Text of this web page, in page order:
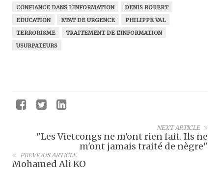
CONFIANCE DANS L'INFORMATION
DENIS ROBERT
EDUCATION
ETAT DE URGENCE
PHILIPPE VAL
TERRORISME
TRAITEMENT DE L'INFORMATION
USURPATEURS
NEXT ARTICLE
"Les Vietcongs ne m'ont rien fait. Ils ne
m'ont jamais traité de nègre"
PREVIOUS ARTICLE
Mohamed Ali KO